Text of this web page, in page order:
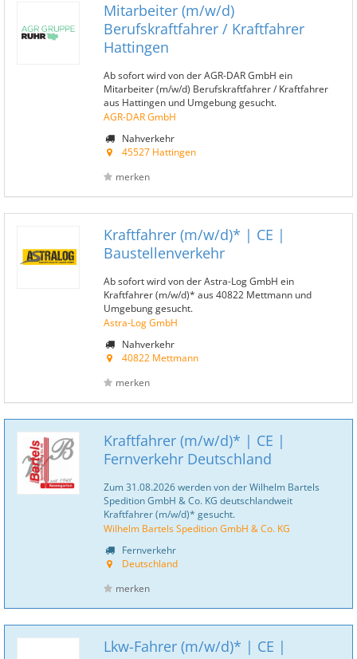
Mitarbeiter (m/w/d)
Berufskraftfahrer / Kraftfahrer
Hattingen
Ab sofort wird von der AGR-DAR GmbH ein
Mitarbeiter (m/w/d) Berufskraftfahrer / Kraftfahrer
aus Hattingen und Umgebung gesucht.
AGR-DAR GmbH
Nahverkehr
45527 Hattingen
merken
Kraftfahrer (m/w/d)* | CE |
Baustellenverkehr
Ab sofort wird von der Astra-Log GmbH ein
Kraftfahrer (m/w/d)* aus 40822 Mettmann und
Umgebung gesucht.
Astra-Log GmbH
Nahverkehr
40822 Mettmann
merken
Kraftfahrer (m/w/d)* | CE |
Fernverkehr Deutschland
Zum 31.08.2026 werden von der Wilhelm Bartels
Spedition GmbH & Co. KG deutschlandweit
Kraftfahrer (m/w/d)* gesucht.
Wilhelm Bartels Spedition GmbH & Co. KG
Fernverkehr
Deutschland
merken
Lkw-Fahrer (m/w/d)* | CE |